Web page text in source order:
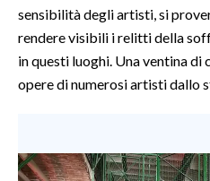
sensibilità degli artisti, si
rendere visibili i relitti della
in questi luoghi. Una ventina di
opere di numerosi artisti dallo